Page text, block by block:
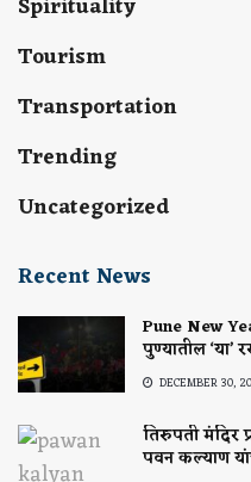
Tourism
Transportation
Trending
Uncategorized
Recent News
Pune New
पुण्यातील ‘या’
DECEMBER 30,
तिरुपती मंदिर
पवन कल्याण